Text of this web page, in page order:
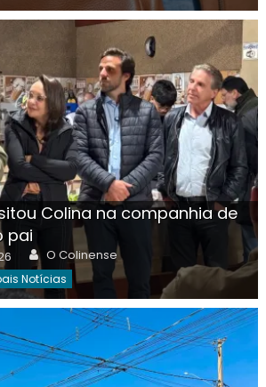
Colina na companhia de
pai
Author
O Colinense
Notícias